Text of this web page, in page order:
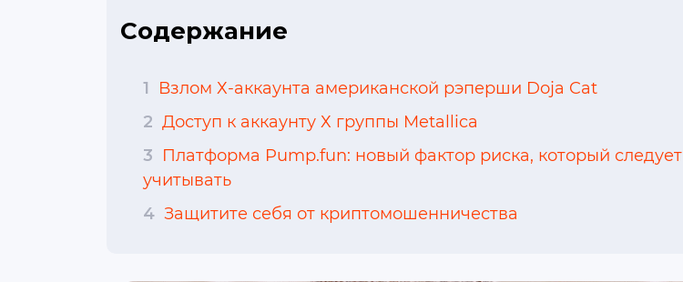
Содержание
1
Взлом Х-аккаунта американской рэперши Doja Cat
2 Доступ к аккаунту Х группы Metallica
3 Платформа Pump.fun: новый фактор риска, который следует
учитывать
4 Защитите себя от криптомошенничества